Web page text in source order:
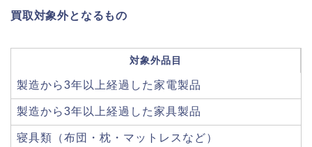
買取対象外となるもの
対象外品目
製造から3年以上経過した家電製品
製造から3年以上経過した家具製品
寝具類（布団・枕・マットレスなど）